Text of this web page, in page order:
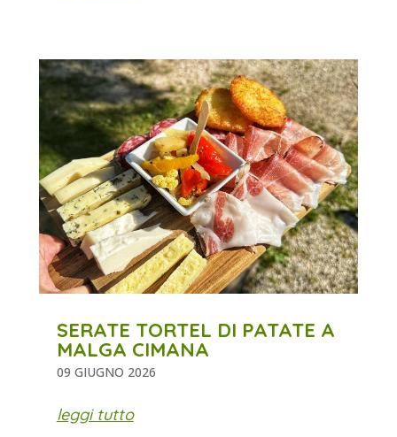
SERATE TORTEL DI PATATE A
MALGA CIMANA
09 GIUGNO 2026
leggi tutto